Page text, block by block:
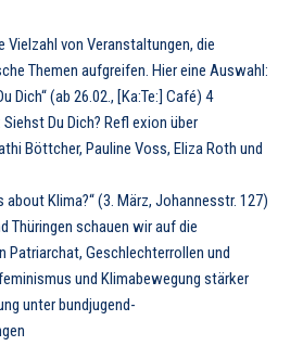
Vielzahl von Veranstaltungen, die
Themen aufgreifen. Hier eine Auswahl:
Dich“ (ab 26.02., [Ka:Te:] Café) 4
Du Dich? Refl exion über
Böttcher, Pauline Voss, Eliza Roth und
about Klima?“ (3. März, Johannesstr. 127)
Thüringen schauen wir auf die
Patriarchat, Geschlechterrollen und
und Klimabewegung stärker
unter bundjugend-